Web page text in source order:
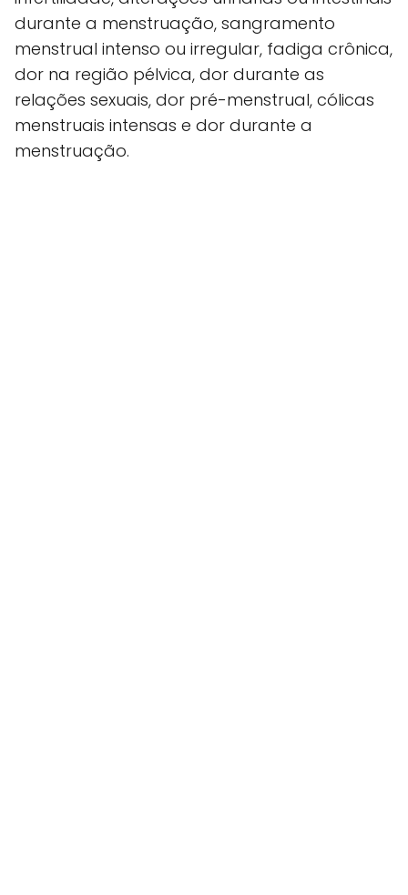
durante a menstruação, sangramento
menstrual intenso ou irregular, fadiga crônica,
dor na região pélvica, dor durante as
relações sexuais, dor pré-menstrual, cólicas
menstruais intensas e dor durante a
menstruação.